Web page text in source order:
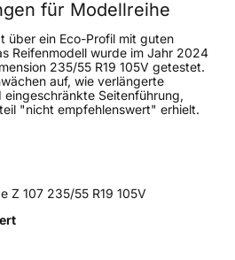
km/h
für Modellreihe
über ein Eco-Profil mit guten
Reifenmodell wurde im Jahr 2024
235/55 R19 105V getestet.
auf, wie verlängerte
eingeschränkte Seitenführung,
"nicht empfehlenswert" erhielt.
Z 107 235/55 R19 105V